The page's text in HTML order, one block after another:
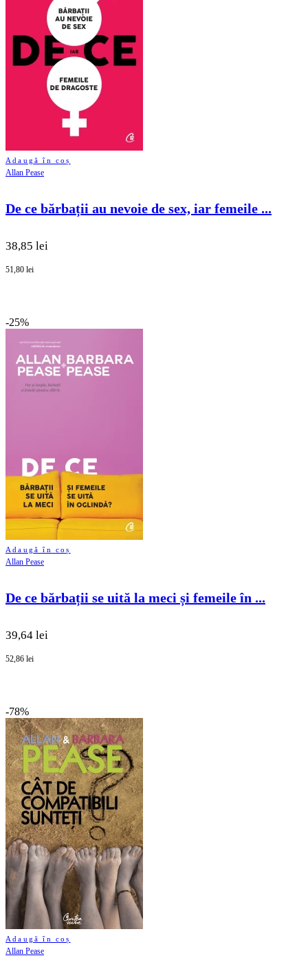
Adaugă în coș
Allan Pease
De ce bărbații au nevoie de sex, iar femeile ...
38,85 lei
51,80 lei
-25%
Adaugă în coș
Allan Pease
De ce bărbații se uită la meci și femeile în ...
39,64 lei
52,86 lei
-78%
Adaugă în coș
Allan Pease